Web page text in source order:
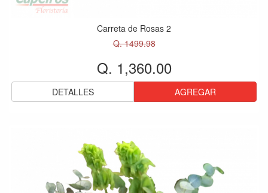
Carreta de Rosas 2
Q. 1499.98
Q. 1,360.00
DETALLES AGREGAR